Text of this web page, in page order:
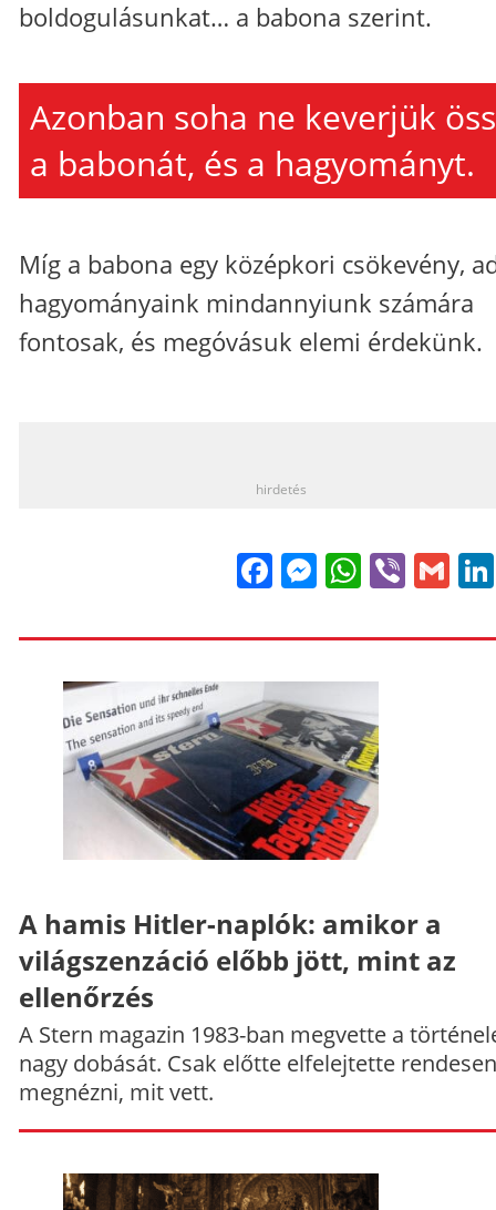
boldogulásunkat… a babona szerint.
Azonban soha ne keverjük
a babonát, és a hagyományt.
Míg a babona egy középkori csökevény,
hagyományaink mindannyiunk számára
fontosak, és megóvásuk elemi érdekünk.
hirdetés
FacebookViber
A hamis Hitler-naplók: amikor a
világszenzáció előbb jött, mint az
ellenőrzés
A Stern magazin 1983-ban megvette a
nagy dobását. Csak előtte elfelejtette rendesen
megnézni, mit vett.